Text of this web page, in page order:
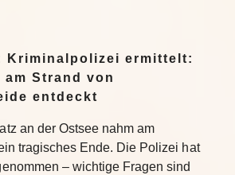
Kriminalpolizei ermittelt:
am Strand von
entdeckt
an der Ostsee nahm am
tragisches Ende. Die Polizei hat
– wichtige Fragen sind